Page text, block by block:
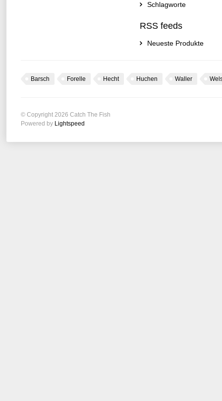
Schlagworte
RSS feeds
Neueste Produkte
Barsch Forelle Hecht Huchen Waller
© Copyright 2026 Catch The Fish
Powered by Lightspeed